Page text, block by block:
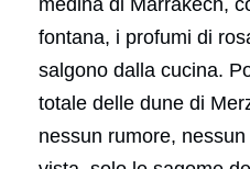
medina di Marrakech,
fontana, i profumi di
salgono dalla cucina.
totale delle dune di
nessun rumore,